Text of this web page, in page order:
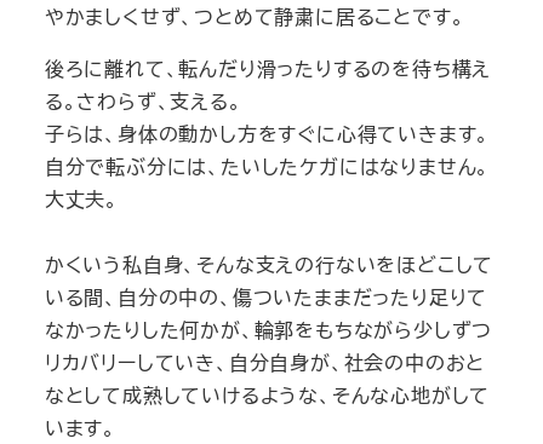
やかましくせず、つとめて静粛に居ることです。
後ろに離れて、転んだり滑ったりするのを待ち構え
る。さわらず、支える。
子らは、身体の動かし方をすぐに心得ていきます。
自分で転ぶ分には、たいしたケガにはなりません。
大丈夫。
かくいう私自身、そんな支えの行ないをほどこして
いる間、自分の中の、傷ついたままだったり足りて
なかったりした何かが、輪郭をもちながら少しずつ
リカバリーしていき、自分自身が、社会の中のおと
なとして成熟していけるような、そんな心地がして
います。